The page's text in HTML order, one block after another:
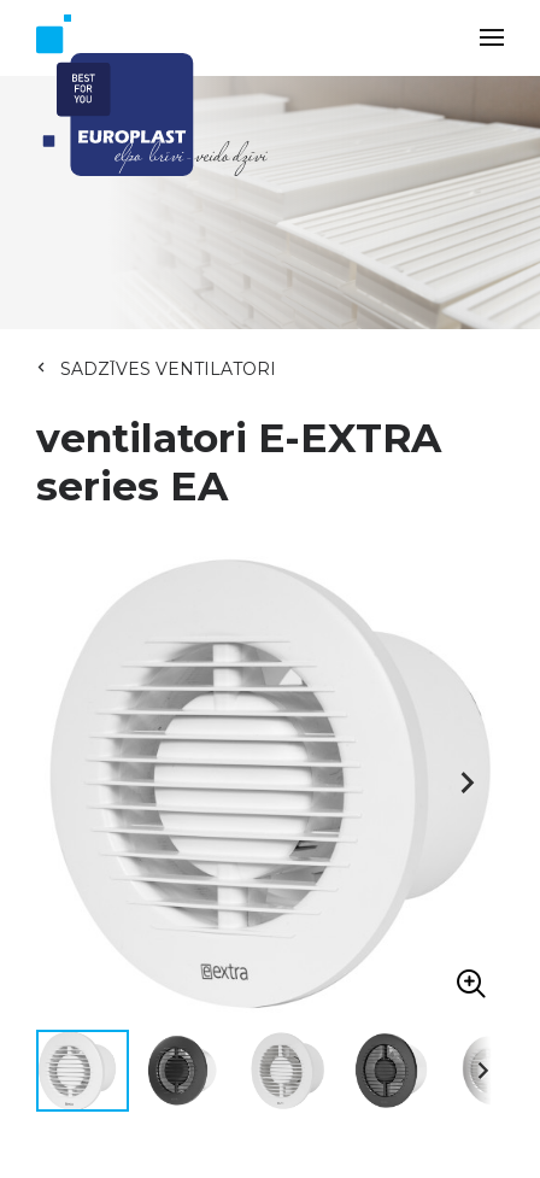
SADZĪVES VENTILATORI
ventilatori E-EXTRA
series EA